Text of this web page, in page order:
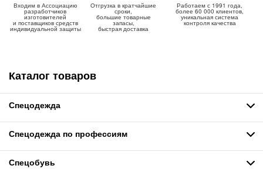
Входим в Ассоциацию
разработчиков
изготовителей
и поставщиков средств
индивидуальной защиты
Отгрузка в кратчайшие
сроки,
большие товарные
запасы,
быстрая доставка
Работаем с 1991 года,
более 60 000 клиентов,
уникальная система
контроля качества
Каталог товаров
Спецодежда
Спецодежда по профессиям
Спецобувь